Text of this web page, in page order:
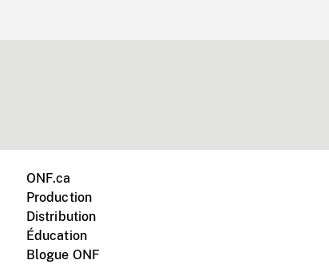
ONF.ca
Production
Distribution
Éducation
Blogue ONF